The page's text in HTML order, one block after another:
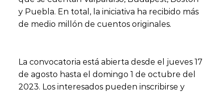
y Puebla. En total, la iniciativa ha recibido más
de medio millón de cuentos originales.
La convocatoria está abierta desde el jueves 17
de agosto hasta el domingo 1 de octubre del
2023. Los interesados pueden inscribirse y